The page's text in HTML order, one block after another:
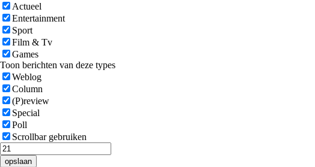
Actueel
Entertainment
Sport
Film & Tv
Games
Toon berichten van deze types
Weblog
Column
(P)review
Special
Poll
Scrollbar gebruiken
opslaan